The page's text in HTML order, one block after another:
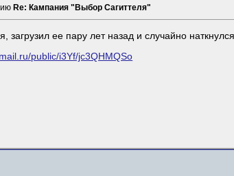
Re: Кампания "Выбор Сагиттеля"
загрузил ее пару лет назад и случайно
public/i3Yf/jc3QHMQSo